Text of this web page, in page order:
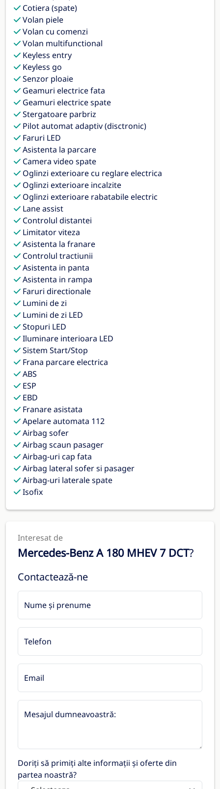
Cotiera (spate)
Volan piele
Volan cu comenzi
Volan multifunctional
Keyless entry
Keyless go
Senzor ploaie
Geamuri electrice fata
Geamuri electrice spate
Stergatoare parbriz
Pilot automat adaptiv (disctronic)
Faruri LED
Asistenta la parcare
Camera video spate
Oglinzi exterioare cu reglare electrica
Oglinzi exterioare incalzite
Oglinzi exterioare rabatabile electric
Lane assist
Controlul distantei
Limitator viteza
Asistenta la franare
Controlul tractiunii
Asistenta in panta
Asistenta in rampa
Faruri directionale
Lumini de zi
Lumini de zi LED
Stopuri LED
Iluminare interioara LED
Sistem Start/Stop
Frana parcare electrica
ABS
ESP
EBD
Franare asistata
Apelare automata 112
Airbag sofer
Airbag scaun pasager
Airbag-uri cap fata
Airbag lateral sofer si pasager
Airbag-uri laterale spate
Isofix
Interesat de
Mercedes-Benz A 180 MHEV 7 DCT?
Contactează-ne
Nume și prenume
Telefon
Email
Mesajul dumneavoastră:
Doriți să primiți alte informații și oferte din
partea noastră?